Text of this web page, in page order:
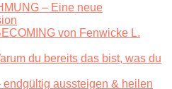
– Eine neue
von Fenwicke L.
du bereits das bist, was du
endgültig aussteigen & heilen